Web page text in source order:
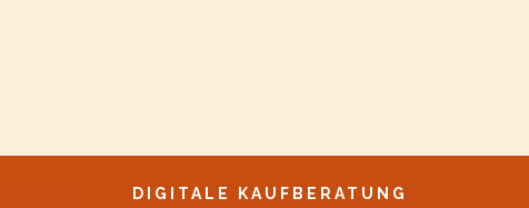
DIGITALE KAUFBERATUNG